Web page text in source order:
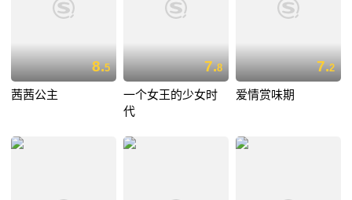
8.5
茜茜公主
7.8
一个女王的少女时
代
7.2
爱情赏味期